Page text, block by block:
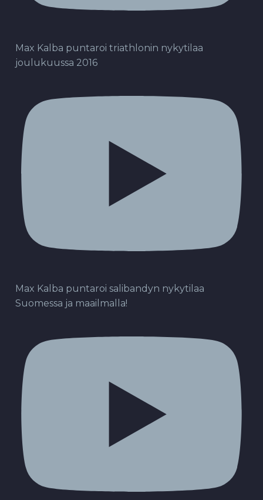
Max Kalba puntaroi triathlonin nykytilaa
joulukuussa 2016
Max Kalba puntaroi salibandyn nykytilaa
Suomessa ja maailmalla!